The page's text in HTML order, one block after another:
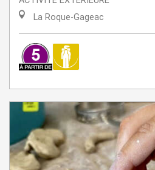
La Roque-Gageac